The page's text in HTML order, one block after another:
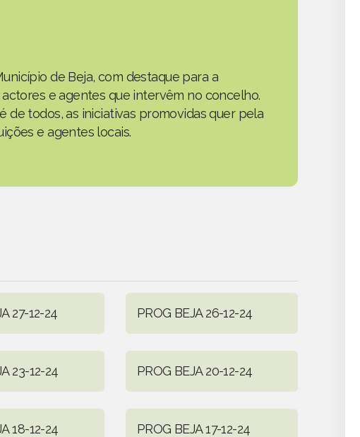
de Beja, com destaque para a
e agentes que intervêm no concelho.
de todos, as iniciativas promovidas quer pela
e agentes locais.
27-12-24 PROG BEJA 26-12-24
23-12-24 PROG BEJA 20-12-24
18-12-24 PROG BEJA 17-12-24